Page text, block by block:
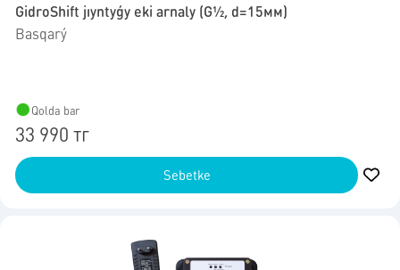
GidroShift jıyntyǵy eki arnaly (G1⁄2, d=15мм)
Basqarý
Qolda bar
33 990 тг
Sebetke